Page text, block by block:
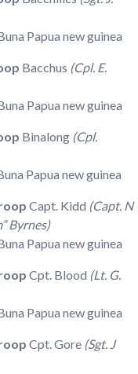
Papua new guinea
Bacchus (Cpl. E.
Papua new guinea
Binalong (Cpl.
Papua new guinea
Capt. Kidd (Capt. N
Byrnes)
Papua new guinea
Cpt. Blood (Lt. G.
Papua new guinea
Cpt. Gore (Sgt. J